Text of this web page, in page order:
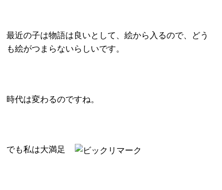
最近の子は物語は良いとして、絵から入るので、どう
も絵がつまらないらしいです。
時代は変わるのですね。
でも私は大満足